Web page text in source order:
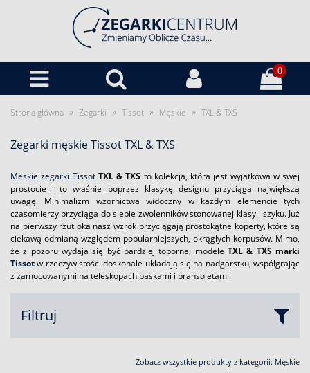
0
Strona główna » Zegarki » Tissot » Męskie » TXL & TXS
Zegarki męskie Tissot TXL & TXS
Męskie zegarki TissotTXL & TXS to kolekcja, która jest wyjątkowa w swej
prostocie i to właśnie poprzez klasykę designu przyciąga największą
uwagę. Minimalizm wzornictwa widoczny w każdym elemencie tych
czasomierzy przyciąga do siebie zwolenników stonowanej klasy i szyku. Już
na pierwszy rzut oka nasz wzrok przyciągają prostokątne koperty, które są
ciekawą odmianą względem popularniejszych, okrągłych korpusów. Mimo,
że z pozoru wydaja się być bardziej toporne, modele TXL & TXS marki
Tissotw rzeczywistości doskonale układają się na nadgarstku, współgrając
z zamocowanymi na teleskopach paskami i bransoletami.
Filtruj
Zobacz wszystkie produkty z kategorii: Męskie